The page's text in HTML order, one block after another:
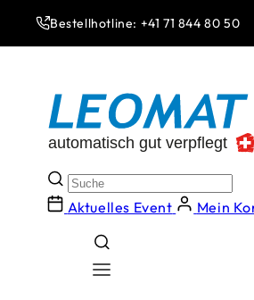
zum
Inhalt
Bestellhotline: +41 71 844 80 50
Aktuelles Event Mein